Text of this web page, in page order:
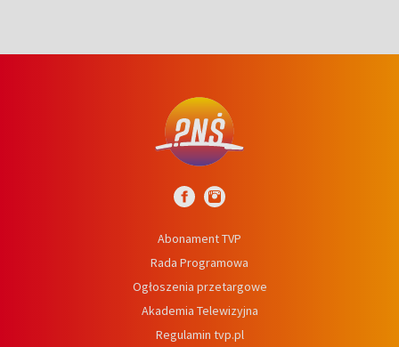
Abonament TVP
Rada Programowa
Ogłoszenia przetargowe
Akademia Telewizyjna
Regulamin tvp.pl